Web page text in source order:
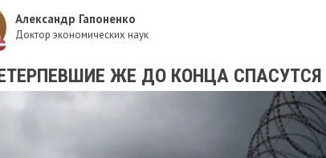
Александр Гапоненко
Доктор экономических наук
ЖЕ ДО КОНЦА СПАСУТСЯ